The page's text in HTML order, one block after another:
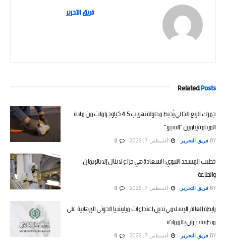
فريق التحرير
RelatedPosts
جمرك الربع الخالي يُحبط محاولة تهريب 4.5 كيلوجرامات من مادة
الميثامفيتامين “الشبو”
BY فريق التحرير أغسطس 7, 2026
خطيب المسجد النبوي: السعادة هي جزاء لا ينال إلا بالإيمان
والطاعة
BY فريق التحرير أغسطس 7, 2026
رابطة العالم الإسلامي تدين اعتداءات ميليشيا الحوثي الإرهابية على
منطقة نجران بالمملكة
BY فريق التحرير أغسطس 7, 2026